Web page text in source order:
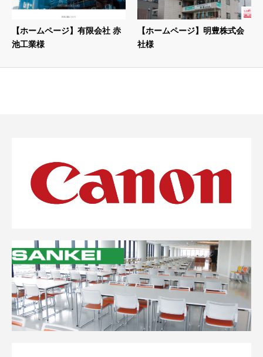
【ホームページ】有限会社 赤
池工業様
【ホームページ】明豊株式会
社様